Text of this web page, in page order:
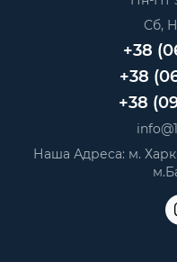
Сб,
+38
+38
+38
Наша Адреса: м.